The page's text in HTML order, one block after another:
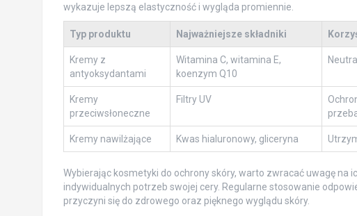
wykazuje lepszą elastyczność i wygląda promiennie.
Typ produktu Najważniejsze składniki
Kremy z
antyoksydantami
Witamina C, witamina E,
koenzym Q10
Kremy
przeciwsłoneczne
Filtry UV
Kremy nawilżające Kwas hialuronowy, gliceryna
Wybierając kosmetyki do ochrony skóry, warto zwracać uwagę na
indywidualnych potrzeb swojej cery. Regularne stosowanie
przyczyni się do zdrowego oraz pięknego wyglądu skóry.